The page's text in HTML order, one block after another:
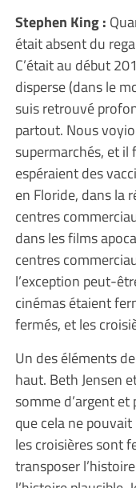
Stephen King :
était absent du
C’était au début
disperse (dans le
suis retrouvé
partout. Nous
supermarchés, et il
espéraient des
en Floride, dans la
centres
dans les films
centres
l’exception peut-
cinémas étaient
fermés, et les
Un des éléments
haut. Beth Jensen
somme d’argent et
que cela ne
les croisières sont
transposer